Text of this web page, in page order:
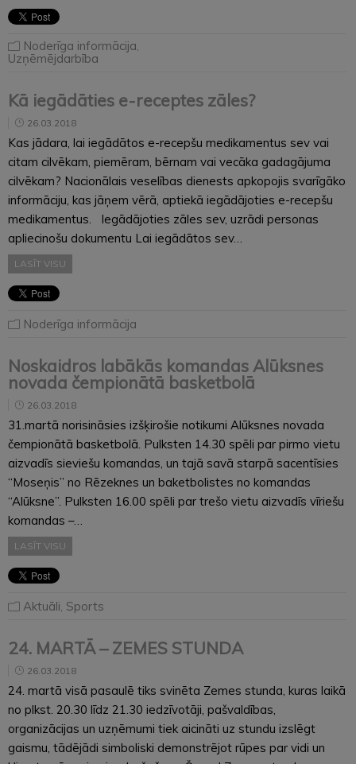
Noderīga informācija
Uzņēmējdarbība
Kā iegādāties e-receptes zāles?
26.03.2018
Kas jādara, lai iegādātos e-recepšu medikamentus sev vai
citam cilvēkam, piemēram, bērnam vai vecāka gadagājuma
cilvēkam? Nacionālais veselības dienests apkopojis svarīgāko
informāciju, kas jāņem vērā, aptiekā iegādājoties e-recepšu
medikamentus. Iegādājoties zāles sev, uzrādi personas
apliecinošu dokumentu Lai iegādātos sev…
LASĪT VISU
Noderīga informācija
Noskaidros labākās komandas Alūksnes
novada čempionātā basketbolā
26.03.2018
31.martā norisināsies izšķirošie notikumi Alūksnes novada
čempionātā basketbolā. Pulksten 14.30 spēli par pirmo vietu
aizvadīs sieviešu komandas, un tajā savā starpā sacentīsies
“Moseņis” no Rēzeknes un baketbolistes no komandas
“Alūksne”. Pulksten 16.00 spēli par trešo vietu aizvadīs vīriešu
komandas –…
LASĪT VISU
Aktuāli Sports
24. MARTĀ – ZEMES STUNDA
26.03.2018
24. martā visā pasaulē tiks svinēta Zemes stunda, kuras laikā
no plkst. 20.30 līdz 21.30 iedzīvotāji, pašvaldības,
organizācijas un uzņēmumi tiek aicināti uz stundu izslēgt
gaismu, tādējādi simboliski demonstrējot rūpes par vidi un